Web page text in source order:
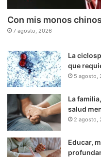
Con mis monos
7 agosto, 2026
La
que
5 agosto,
La
salud
2 agosto,
Educar,